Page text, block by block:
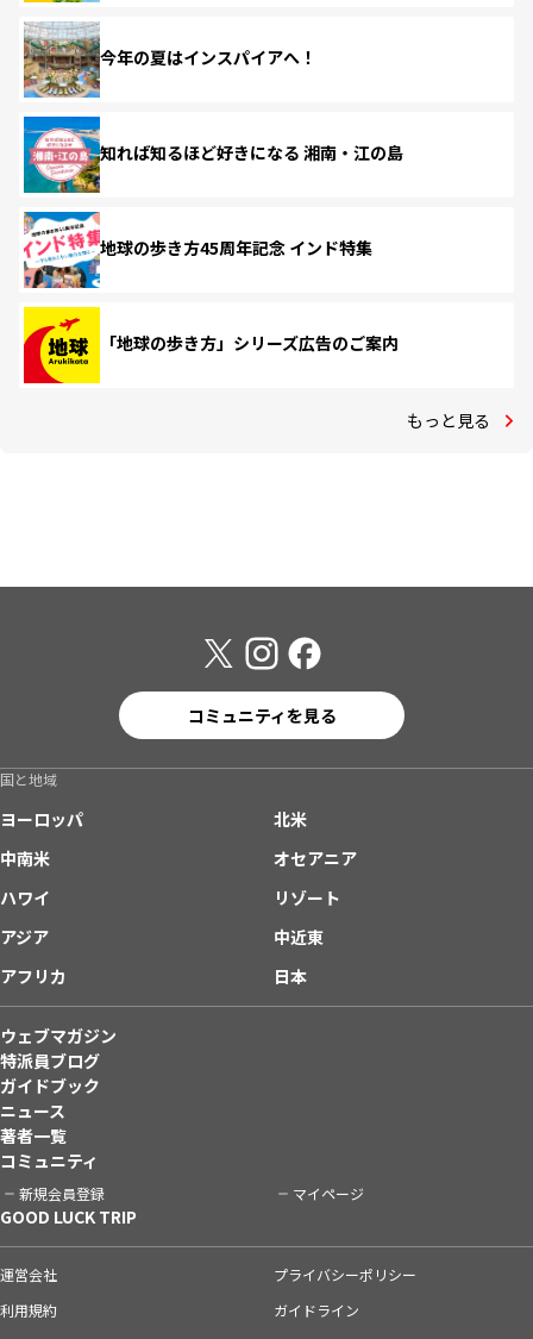
今年の夏はインスパイアへ！
知れば知るほど好きになる 湘南・江の島
地球の歩き方45周年記念 インド特集
「地球の歩き方」シリーズ広告のご案内
もっと見る
コミュニティを見る
国と地域
ヨーロッパ
北米
中南米
オセアニア
ハワイ
リゾート
アジア
中近東
アフリカ
日本
ウェブマガジン
特派員ブログ
ガイドブック
ニュース
著者一覧
コミュニティ
新規会員登録 マイページ
GOOD LUCK TRIP
運営会社
プライバシーポリシー
利用規約
ガイドライン